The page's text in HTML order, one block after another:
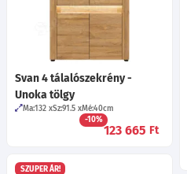
Svan 4 tálalószekrény -
Unoka tölgy
Ma:132 Sz:91.5 Mé:40cm
-10%
123 665 Ft
SZUPER ÁR!